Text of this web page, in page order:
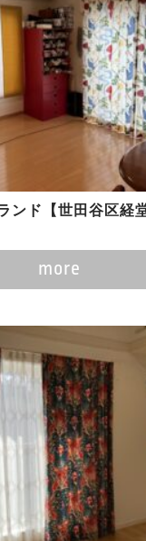
ンド【世田谷区経
more